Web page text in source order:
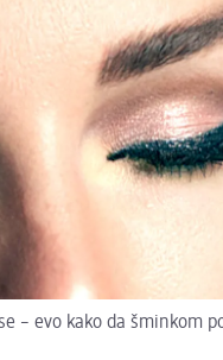
– evo kako da šminkom